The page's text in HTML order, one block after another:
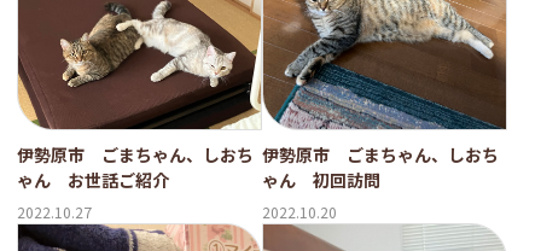
伊勢原市 ごまちゃん、しおち
ゃん お世話ご紹介
2022.10.27
伊勢原市 ごまちゃん、しおち
ゃん 初回訪問
2022.10.20